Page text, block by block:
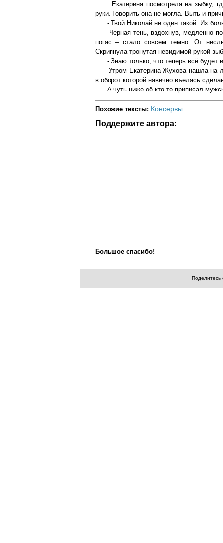
Екатерина посмотрела на зыбку,
руки. Говорить она не могла. Выть и
- Твой Николай не один такой. Их
Черная тень, вздохнув, медленно
погас – стало совсем темно. От
Скрипнула тронутая невидимой рукой
- Знаю только, что теперь всё будет
Утром Екатерина Жухова нашла на
в оборот которой навечно въелась
А чуть ниже её кто-то приписал
Похожие тексты: Консервы
Поддержите автора:
Большое спасибо!